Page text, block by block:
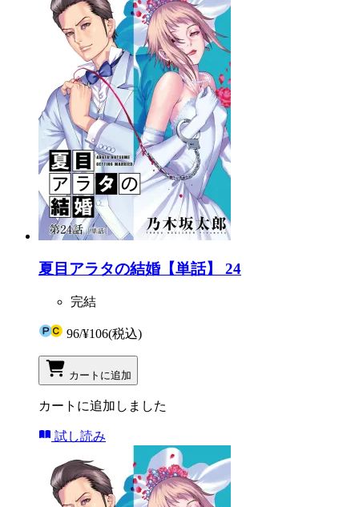
夏目アラタの結婚【単話】 24
完結
96/¥106(税込)
カートに追加
カートに追加しました
試し読み